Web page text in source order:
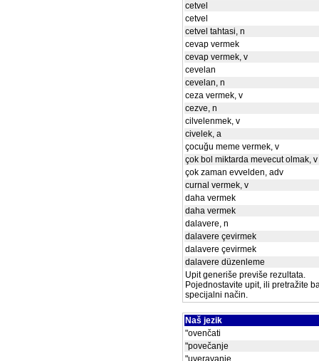
cetvel
cetvel
cetvel tahtasi, n
cevap vermek
cevap vermek, v
cevelan
cevelan, n
ceza vermek, v
cezve, n
cilvelenmek, v
civelek, a
çocuğu meme vermek, v
çok bol miktarda mevecut olmak, v
çok zaman evvelden, adv
curnal vermek, v
daha vermek
daha vermek
dalavere, n
dalavere çevirmek
dalavere çevirmek
dalavere düzenleme
Upit generiše previše rezultata.
Pojednostavite upit, ili pretražite
specijalni način.
Naš jezik
"ovenčati
"povečanje
"uveravanje